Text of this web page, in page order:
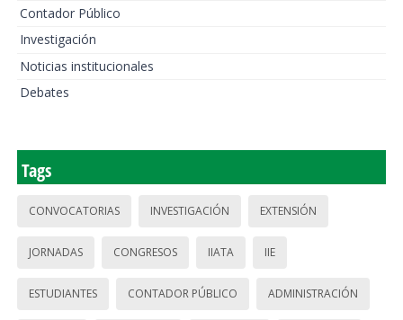
Contador Público
Investigación
Noticias institucionales
Debates
Tags
CONVOCATORIAS INVESTIGACIÓN EXTENSIÓN
JORNADAS CONGRESOS IIATA IIE
ESTUDIANTES CONTADOR PÚBLICO ADMINISTRACIÓN